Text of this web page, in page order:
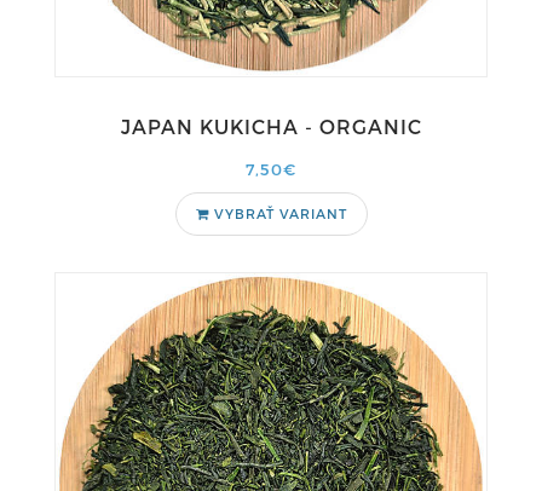
JAPAN KUKICHA - ORGANIC
7,50€
VYBRAŤ VARIANT